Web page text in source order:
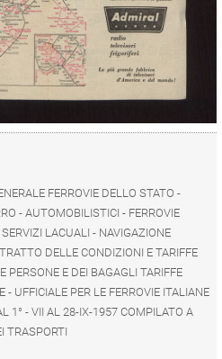
FERROVIE DELLO STATO -
- AUTOMOBILISTICI - FERROVIE
LACUALI - NAVIGAZIONE
DELLE CONDIZIONI E TARIFFE
PERSONE E DEI BAGAGLI TARIFFE
- UFFICIALE PER LE FERROVIE ITALIANE
1° - VII AL 28-IX-1957 COMPILATO A
TRASPORTI